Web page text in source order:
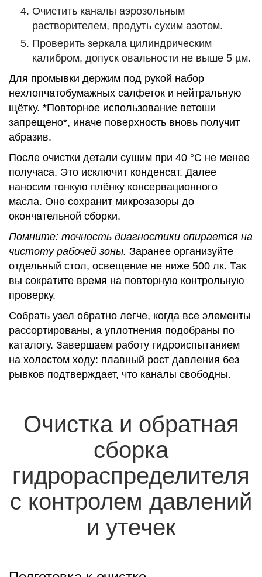
Очистить каналы аэрозольным
растворителем, продуть сухим азотом.
Проверить зеркала цилиндрическим
калибром, допуск овальности не выше 5 µм.
Для промывки держим под рукой набор
нехлопчатобумажных салфеток и нейтральную
щётку. *Повторное использование ветоши
запрещено*, иначе поверхность вновь получит
абразив.
После очистки детали сушим при 40 °C не менее
получаса. Это исключит конденсат. Далее
наносим тонкую плёнку консервационного
масла. Оно сохранит микрозазоры до
окончательной сборки.
Помните: точность диагностики опирается на
чистоту рабочей зоны. Заранее организуйте
отдельный стол, освещение не ниже 500 лк. Так
вы сократите время на повторную контрольную
проверку.
Собрать узел обратно легче, когда все элементы
рассортированы, а уплотнения подобраны по
каталогу. Завершаем работу гидроиспытанием
на холостом ходу: плавный рост давления без
рывков подтверждает, что каналы свободны.
Очистка и обратная
сборка
гидрораспределителя
с контролем давлений
и утечек